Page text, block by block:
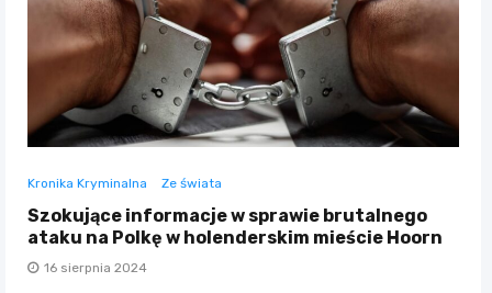
Kronika Kryminalna Ze świata
Szokujące informacje w sprawie brutalnego
ataku na Polkę w holenderskim mieście Hoorn
16 sierpnia 2024